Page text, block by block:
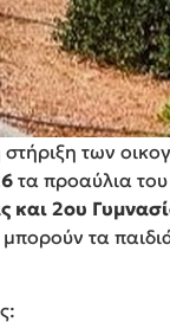
των
τα προαύλια του
και 2ου
τα